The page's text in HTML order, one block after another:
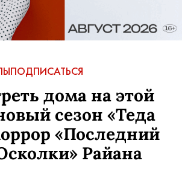
ПОДПИСАТЬСЯ
дома на этой
сезон «Теда
«Последний
Райана